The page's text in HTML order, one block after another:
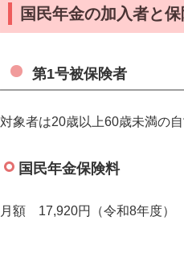
国民年金の加入者と
第1号被保険者
対象者は20歳以上60歳未満の
国民年金保険料
月額 17,920円（令和8年度）